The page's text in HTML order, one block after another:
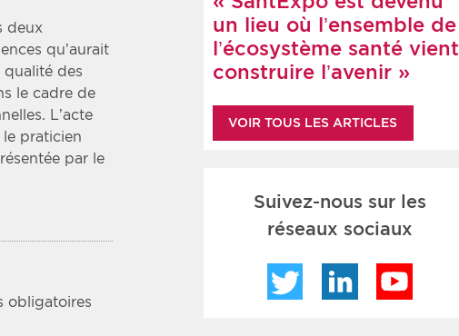
deux
qu’aurait
qualité des
le cadre de
L’acte
le praticien
par le
obligatoires
un lieu où l’ensemble de
l’écosystème santé vient
construire l’avenir »
VOIR TOUS LES ARTICLES
Suivez-nous sur les
réseaux sociaux
Twitter LinkedIn